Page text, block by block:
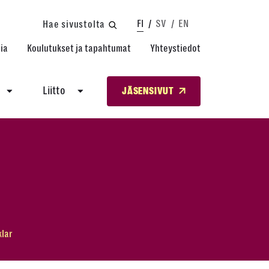
Hae sivustolta FI SV EN
Koulutukset ja tapahtumat Yhteystiedot
Liitto JÄSENSIVUT